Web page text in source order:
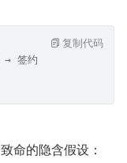
签约
复制代码
命的隐含假设：